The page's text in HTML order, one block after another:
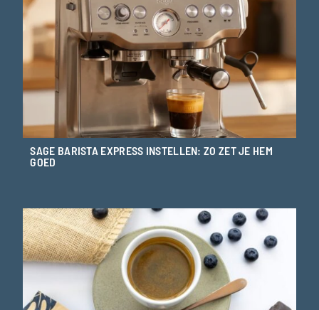
SAGE BARISTA EXPRESS INSTELLEN: ZO ZET JE HEM
GOED